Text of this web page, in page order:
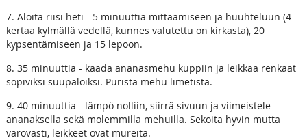
7. Aloita riisi heti - 5 minuuttia mittaamiseen ja huuhteluun (4
kertaa kylmällä vedellä, kunnes valutettu on kirkasta), 20
kypsentämiseen ja 15 lepoon.
8. 35 minuuttia - kaada ananasmehu kuppiin ja leikkaa renkaat
sopiviksi suupaloiksi. Purista mehu limetistä.
9. 40 minuuttia - lämpö nolliin, siirrä sivuun ja viimeistele
ananaksella sekä molemmilla mehuilla. Sekoita hyvin mutta
varovasti, leikkeet ovat mureita.